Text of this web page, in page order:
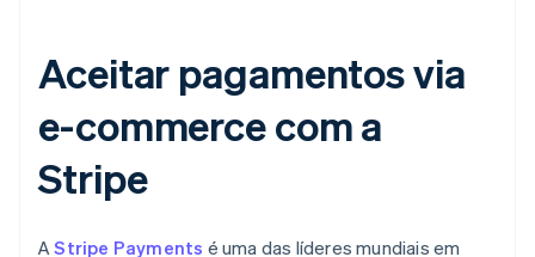
Aceitar pagamentos via
e-commerce com a
Stripe
AStripe Payments é uma das líderes mundiais em